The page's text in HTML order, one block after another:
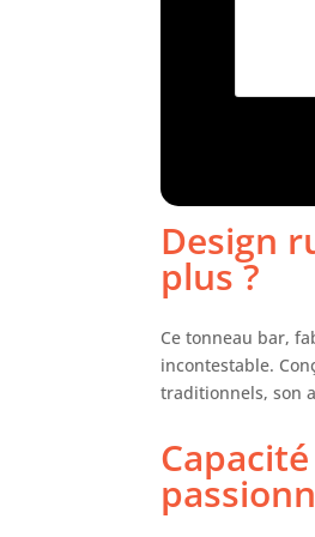
Design
plus ?
Ce tonneau bar,
incontestable.
traditionnels, son